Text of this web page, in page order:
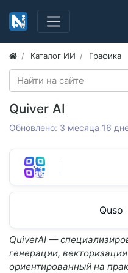
Каталог ИИ Графика
Quiver AI
Обновлено: 3 месяца 16
Quso
QuiverAI —
генерации,
ориентированный на